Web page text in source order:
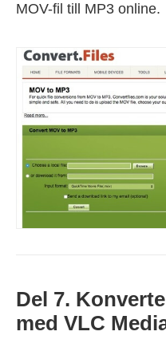
MOV-fil till MP3 online.
Del 7.
med VLC